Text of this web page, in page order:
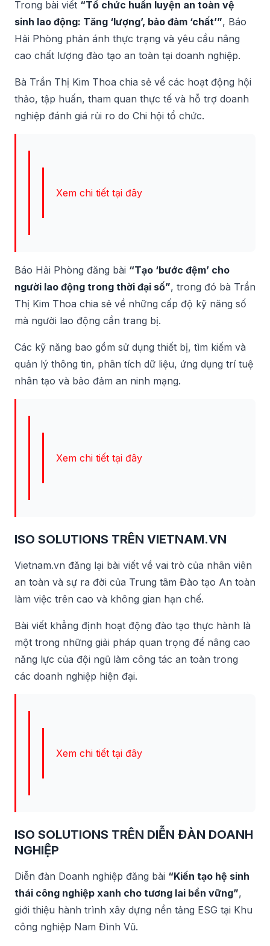
Trong bài viết “Tổ chức huấn luyện an toàn vệ
sinh lao động: Tăng ‘lượng’, bảo đảm ‘chất’”, Báo
Hải Phòng phản ánh thực trạng và yêu cầu nâng
cao chất lượng đào tạo an toàn tại doanh nghiệp.
Bà Trần Thị Kim Thoa chia sẻ về các hoạt động hội
thảo, tập huấn, tham quan thực tế và hỗ trợ doanh
nghiệp đánh giá rủi ro do Chi hội tổ chức.
Xem chi tiết tại đây
Báo Hải Phòng đăng bài “Tạo ‘bước đệm’ cho
người lao động trong thời đại số”, trong đó bà Trần
Thị Kim Thoa chia sẻ về những cấp độ kỹ năng số
mà người lao động cần trang bị.
Các kỹ năng bao gồm sử dụng thiết bị, tìm kiếm và
quản lý thông tin, phân tích dữ liệu, ứng dụng trí tuệ
nhân tạo và bảo đảm an ninh mạng.
Xem chi tiết tại đây
ISO SOLUTIONS TRÊN VIETNAM.VN
Vietnam.vn đăng lại bài viết về vai trò của nhân viên
an toàn và sự ra đời của Trung tâm Đào tạo An toàn
làm việc trên cao và không gian hạn chế.
Bài viết khẳng định hoạt động đào tạo thực hành là
một trong những giải pháp quan trọng để nâng cao
năng lực của đội ngũ làm công tác an toàn trong
các doanh nghiệp hiện đại.
Xem chi tiết tại đây
ISO SOLUTIONS TRÊN DIỄN ĐÀN DOANH
NGHIỆP
Diễn đàn Doanh nghiệp đăng bài “Kiến tạo hệ sinh
thái công nghiệp xanh cho tương lai bền vững”,
giới thiệu hành trình xây dựng nền tảng ESG tại Khu
công nghiệp Nam Đình Vũ.